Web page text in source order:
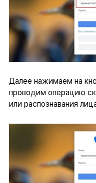
Далее нажимаем на
проводим операцию
или распознавания